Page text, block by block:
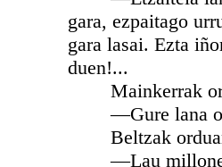
gara, ezpaitago
gara lasai. Ezta
duen!...
Mainkerrak
—Gure lana
Beltzak
—Lau